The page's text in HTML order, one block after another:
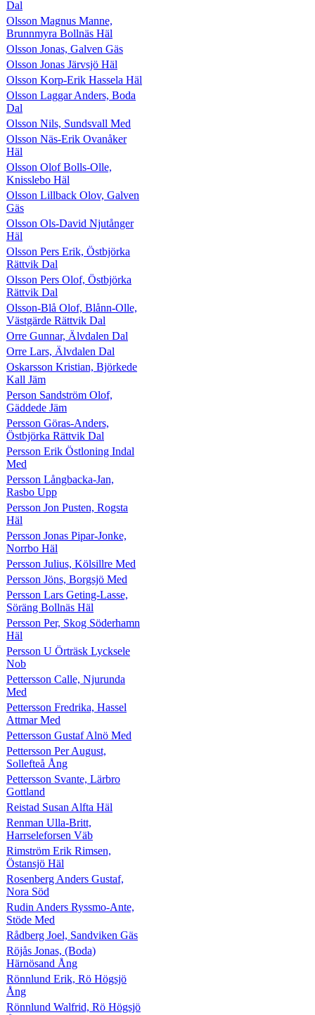
Dal
Olsson Magnus Manne,
Brunnmyra Bollnäs Häl
Olsson Jonas, Galven Gäs
Olsson Jonas Järvsjö Häl
Olsson Korp-Erik Hassela Häl
Olsson Laggar Anders, Boda
Dal
Olsson Nils, Sundsvall Med
Olsson Näs-Erik Ovanåker
Häl
Olsson Olof Bolls-Olle,
Knisslebo Häl
Olsson Lillback Olov, Galven
Gäs
Olsson Ols-David Njutånger
Häl
Olsson Pers Erik, Östbjörka
Rättvik Dal
Olsson Pers Olof, Östbjörka
Rättvik Dal
Olsson-Blå Olof, Blånn-Olle,
Västgärde Rättvik Dal
Orre Gunnar, Älvdalen Dal
Orre Lars, Älvdalen Dal
Oskarsson Kristian, Björkede
Kall Jäm
Person Sandström Olof,
Gäddede Jäm
Persson Göras-Anders,
Östbjörka Rättvik Dal
Persson Erik Östloning Indal
Med
Persson Långbacka-Jan,
Rasbo Upp
Persson Jon Pusten, Rogsta
Häl
Persson Jonas Pipar-Jonke,
Norrbo Häl
Persson Julius, Kölsillre Med
Persson Jöns, Borgsjö Med
Persson Lars Geting-Lasse,
Söräng Bollnäs Häl
Persson Per, Skog Söderhamn
Häl
Persson U Örträsk Lycksele
Nob
Pettersson Calle, Njurunda
Med
Pettersson Fredrika, Hassel
Attmar Med
Pettersson Gustaf Alnö Med
Pettersson Per August,
Sollefteå Ång
Pettersson Svante, Lärbro
Gottland
Reistad Susan Alfta Häl
Renman Ulla-Britt,
Harrseleforsen Väb
Rimström Erik Rimsen,
Östansjö Häl
Rosenberg Anders Gustaf,
Nora Söd
Rudin Anders Ryssmo-Ante,
Stöde Med
Rådberg Joel, Sandviken Gäs
Röjås Jonas, (Boda)
Härnösand Ång
Rönnlund Erik, Rö Högsjö
Ång
Rönnlund Walfrid, Rö Högsjö